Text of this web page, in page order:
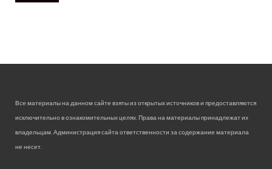
Все материалы на данном сайте взяты из открытых источников и предоставляются
исключительно в ознакомительных целях. Права на материалы принадлежат их
владельцам. Администрация сайта ответственности за содержание материала
не несет.